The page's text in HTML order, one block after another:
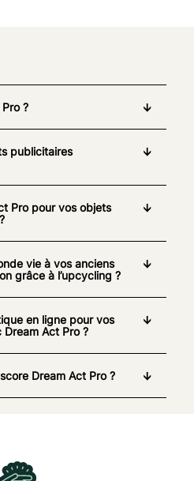
?
publicitaires
Pro pour vos objets
vie à vos anciens
grâce à l’upcycling ?
en ligne pour vos
Act Pro ?
Dream Act Pro ?